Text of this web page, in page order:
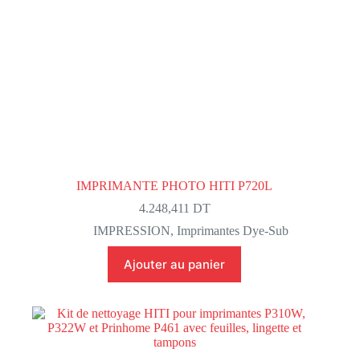
IMPRIMANTE PHOTO HITI P720L
4.248,411 DT
IMPRESSION, Imprimantes Dye-Sub
Ajouter au panier